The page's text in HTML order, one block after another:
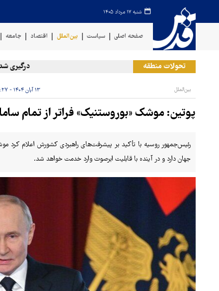
شنبه ۱۷ مرداد ۱۴۰۵
صفحه اصلی سیاست بین‌الملل اقتصاد جامعه
تحولات منطقه درگیری شدید در
بین‌الملل ۱۳ آبان ۱۴۰۴ - ۲۳:۲۷
پوتین: موشک «بوروستنیک» فراتر از تمام
رئیس‌جمهور روسیه با تأکید بر پیشرفت‌های راهبردی کشورش اعلام کرد
جهان دارد و در آینده با قابلیت ابرصوت وارد خدمت خواهد شد.